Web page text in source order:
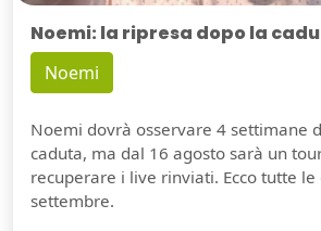
Noemi: la ripresa dopo la
Noemi
Noemi dovrà osservare 4 settimane
caduta, ma dal 16 agosto sarà un
recuperare i live rinviati. Ecco tutte le
settembre.